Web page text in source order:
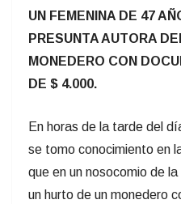
UN FEMENINA DE 47
PRESUNTA AUTORA
MONEDERO CON
DE $ 4.000.
En horas de la tarde del
se tomo conocimiento en
que en un nosocomio de
un hurto de un monedero